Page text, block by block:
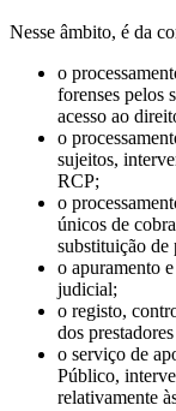
Nesse âmbito, é da
o
forenses pelos
acesso ao
o
sujeitos,
RCP;
o
únicos de
substituição de
o apuramento
judicial;
o registo,
dos
o serviço de
Público,
relativamente